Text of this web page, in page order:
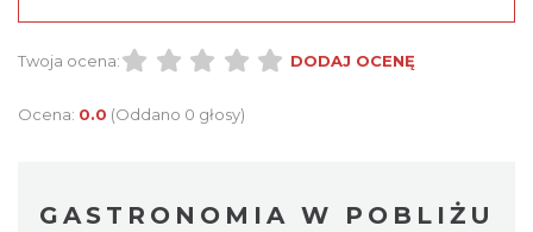
Twoja ocena: DODAJ OCENĘ
Ocena: 0.0 (Oddano 0 głosy)
GASTRONOMIA W POBLIŻU